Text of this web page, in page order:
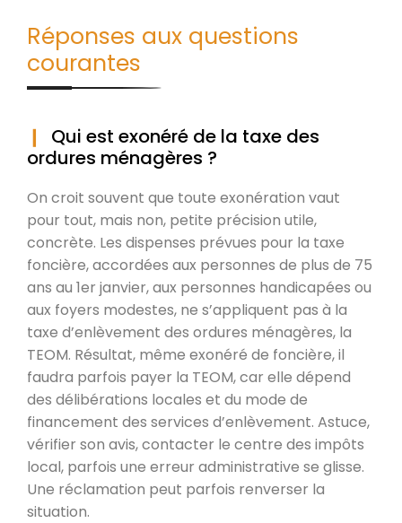
Réponses aux questions
courantes
Qui est exonéré de la taxe des
ordures ménagères ?
On croit souvent que toute exonération vaut
pour tout, mais non, petite précision utile,
concrète. Les dispenses prévues pour la taxe
foncière, accordées aux personnes de plus de 75
ans au 1er janvier, aux personnes handicapées ou
aux foyers modestes, ne s’appliquent pas à la
taxe d’enlèvement des ordures ménagères, la
TEOM. Résultat, même exonéré de foncière, il
faudra parfois payer la TEOM, car elle dépend
des délibérations locales et du mode de
financement des services d’enlèvement. Astuce,
vérifier son avis, contacter le centre des impôts
local, parfois une erreur administrative se glisse.
Une réclamation peut parfois renverser la
situation.